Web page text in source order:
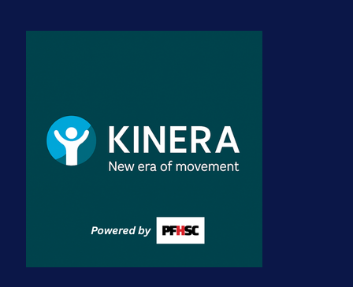
prostorije FK Borac!
2 sedmica 3 dan
Reprezentacije
BiH, a sada sudi finale Svjetskog
prvenstva!